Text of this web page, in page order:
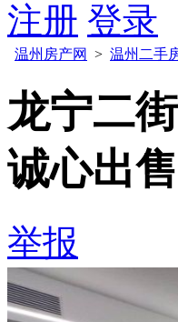
注册 登录
温州房产网 > 温州二手
龙宁二
诚心出售
举报